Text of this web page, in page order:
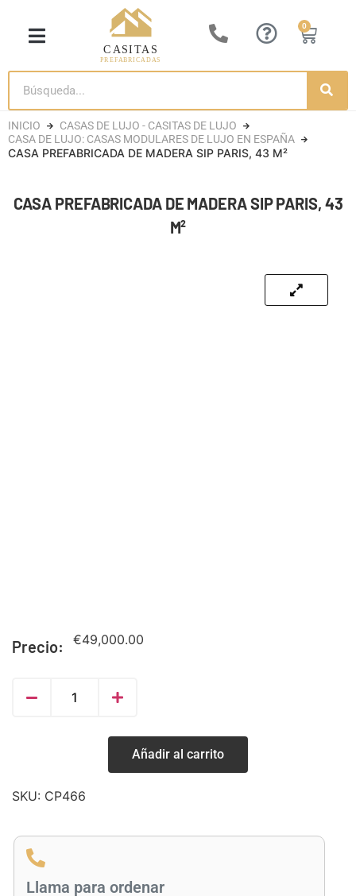
0
INICIO
CASAS DE LUJO - CASITAS DE LUJO
CASA DE LUJO: CASAS MODULARES DE LUJO EN ESPAÑA
CASA PREFABRICADA DE MADERA SIP PARIS, 43 M²
CASA PREFABRICADA DE MADERA SIP PARIS, 43
M²
Precio: €49,000.00
Añadir al carrito
SKU: CP466
Llama para ordenar